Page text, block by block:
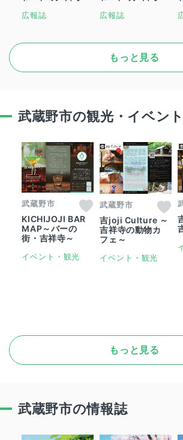
広報誌 広報誌
もっと見る
武蔵野市の観光・イベン
武蔵野市
KICHIJOJI BAR
MAP～バーの
街・吉祥寺～
イベント・観光
武蔵野市
吉joji Culture ～
吉祥寺の動物カ
フェ～
イベント・観光
もっと見る
武蔵野市の情報誌